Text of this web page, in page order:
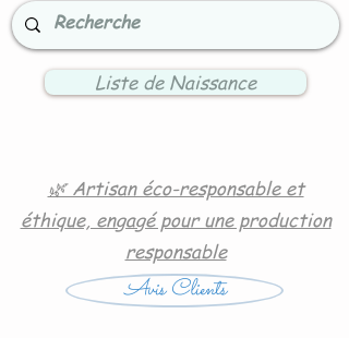
Liste de Naissance
🌿 Artisan éco-responsable et
éthique, engagé pour une production
responsable
Avis Clients